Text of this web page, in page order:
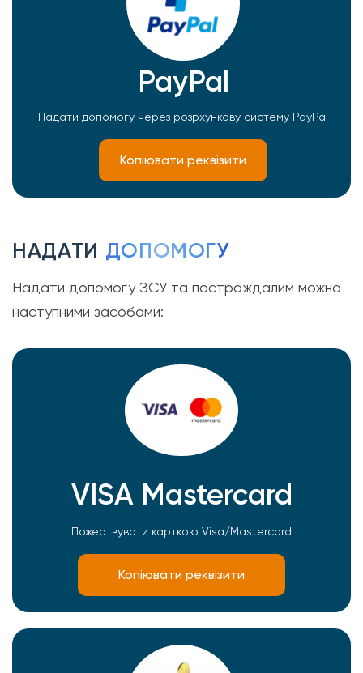
PayPal
Надати допомогу через розрхункову систему PayPal
Копіювати реквізити
НАДАТИ ДОПОМОГУ
Надати допомогу ЗСУ та постраждалим можна
наступними засобами:
VISA Mastercard
Пожертвувати карткою Visa/Mastercard
Копіювати реквізити